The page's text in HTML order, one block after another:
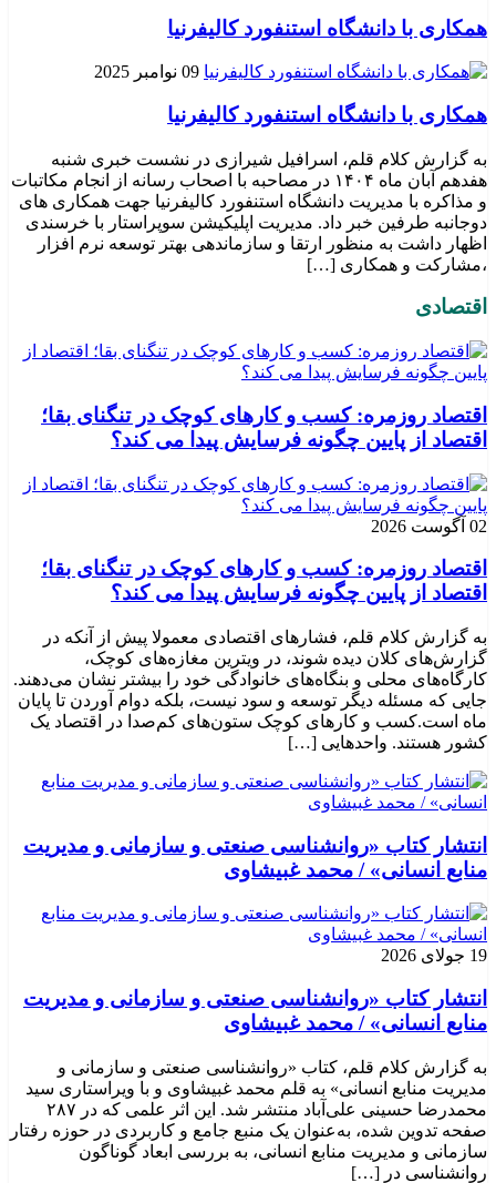
همکاری با دانشگاه استنفورد کالیفرنیا
09 نوامبر 2025
همکاری با دانشگاه استنفورد کالیفرنیا
به گزارش کلام قلم، اسرافیل شیرازی در نشست خبری شنبه
هفدهم آبان ماه ۱۴۰۴ در مصاحبه با اصحاب رسانه از انجام مکاتبات
و مذاکره با مدیریت دانشگاه استنفورد کالیفرنیا جهت همکاری های
دوجانبه طرفین خبر داد. مدیریت اپلیکیشن سوپراستار با خرسندی
اظهار داشت به منظور ارتقا و سازماندهی بهتر توسعه نرم افزار
،مشارکت و همکاری […]
اقتصادی
اقتصاد روزمره: کسب‌ و کارهای کوچک در تنگنای بقا؛
اقتصاد از پایین چگونه فرسایش پیدا می کند؟
02 آگوست 2026
اقتصاد روزمره: کسب‌ و کارهای کوچک در تنگنای بقا؛
اقتصاد از پایین چگونه فرسایش پیدا می کند؟
به گزارش کلام قلم، فشارهای اقتصادی معمولا پیش از آنکه در
گزارش‌های کلان دیده شوند، در ویترین مغازه‌های کوچک،
کارگاه‌های محلی و بنگاه‌های خانوادگی خود را بیشتر نشان می‌دهند.
جایی که مسئله دیگر توسعه و سود نیست، بلکه دوام آوردن تا پایان
ماه است.کسب‌ و کارهای کوچک ستون‌های کم‌صدا در اقتصاد یک
کشور هستند. واحدهایی […]
انتشار کتاب «روانشناسی صنعتی و سازمانی و مدیریت
منابع انسانی» / محمد غبیشاوی
19 جولای 2026
انتشار کتاب «روانشناسی صنعتی و سازمانی و مدیریت
منابع انسانی» / محمد غبیشاوی
به گزارش کلام قلم، کتاب «روانشناسی صنعتی و سازمانی و
مدیریت منابع انسانی» به قلم محمد غبیشاوی و با ویراستاری سید
محمدرضا حسینی علی‌آباد منتشر شد. این اثر علمی که در ۲۸۷
صفحه تدوین شده، به‌عنوان یک منبع جامع و کاربردی در حوزه رفتار
سازمانی و مدیریت منابع انسانی، به بررسی ابعاد گوناگون
روانشناسی در […]